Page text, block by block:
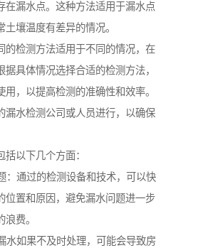
在漏水点。这种方法适用于漏水点
壤温度有差异的情况。
的检测方法适用于不同的情况，在
据具体情况选择合适的检测方法，
用，以提高检测的准确性和效率。
漏水检测公司或人员进行，以确保
以下几个方面：
：通过的检测设备和技术，可以快
位置和原因，避免漏水问题进一步
费。
水如果不及时处理，可能会导致房